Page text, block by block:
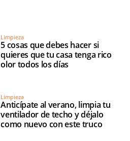
Limpieza
5 cosas que debes hacer si
quieres que tu casa tenga rico
olor todos los días
Limpieza
Anticípate al verano, limpia tu
ventilador de techo y déjalo
como nuevo con este truco